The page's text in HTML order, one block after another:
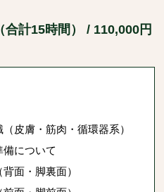
計15時間） / 110,000円
皮膚・筋肉・循環器系）
について
面・脚裏面）